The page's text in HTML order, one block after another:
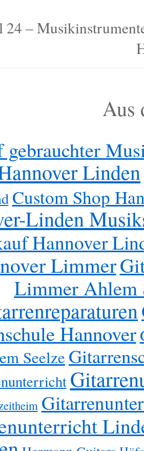
24 –
Aus
Linden
Custom Shop
Linden
Hannover
Limmer
Limmer Ahlem
Hannover
Seelze